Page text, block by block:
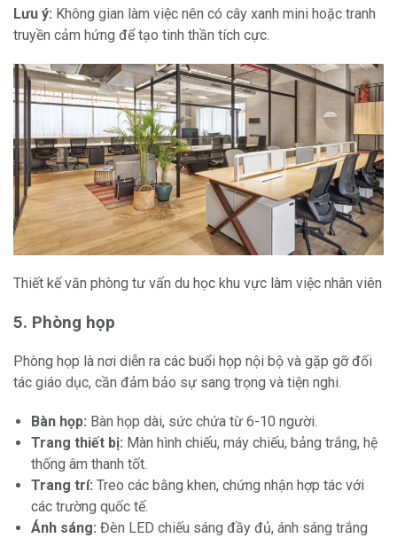
Lưu ý: Không gian làm việc nên có cây xanh mini hoặc tranh
truyền cảm hứng để tạo tinh thần tích cực.
Thiết kế văn phòng tư vấn du học khu vực làm việc nhân viên
5. Phòng họp
Phòng họp là nơi diễn ra các buổi họp nội bộ và gặp gỡ đối
tác giáo dục, cần đảm bảo sự sang trọng và tiện nghi.
Bàn họp: Bàn họp dài, sức chứa từ 6-10 người.
Trang thiết bị: Màn hình chiếu, máy chiếu, bảng trắng, hệ
thống âm thanh tốt.
Trang trí: Treo các bằng khen, chứng nhận hợp tác với
các trường quốc tế.
Ánh sáng: Đèn LED chiếu sáng đầy đủ, ánh sáng trắng